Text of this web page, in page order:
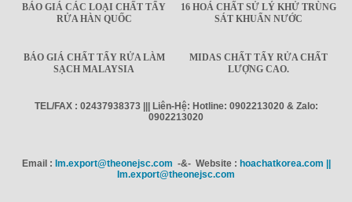
BÁO GIÁ CÁC LOẠI CHẤT TẨY
RỬA HÀN QUỐC
16 HOÁ CHẤT SỬ LÝ KHỬ TRÙNG
SÁT KHUẨN NƯỚC
BÁO GIÁ CHẤT TẨY RỬA LÀM
SẠCH MALAYSIA
MIDAS CHẤT TẨY RỬA CHẤT
LƯỢNG CAO.
TEL/FAX : 02437938373 ||| Liên-Hệ: Hotline: 0902213020 & Zalo:
0902213020
Email : Im.export@theonejsc.com -&- Website : hoachatkorea.com ||
Im.export@theonejsc.com